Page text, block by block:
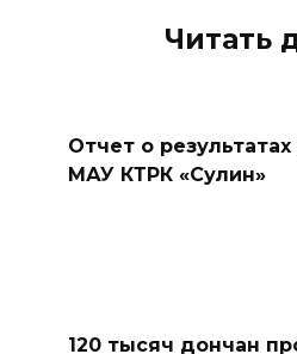
Читать
Отчет о
МАУ КТРК «Сулин»
120 тысяч дончан